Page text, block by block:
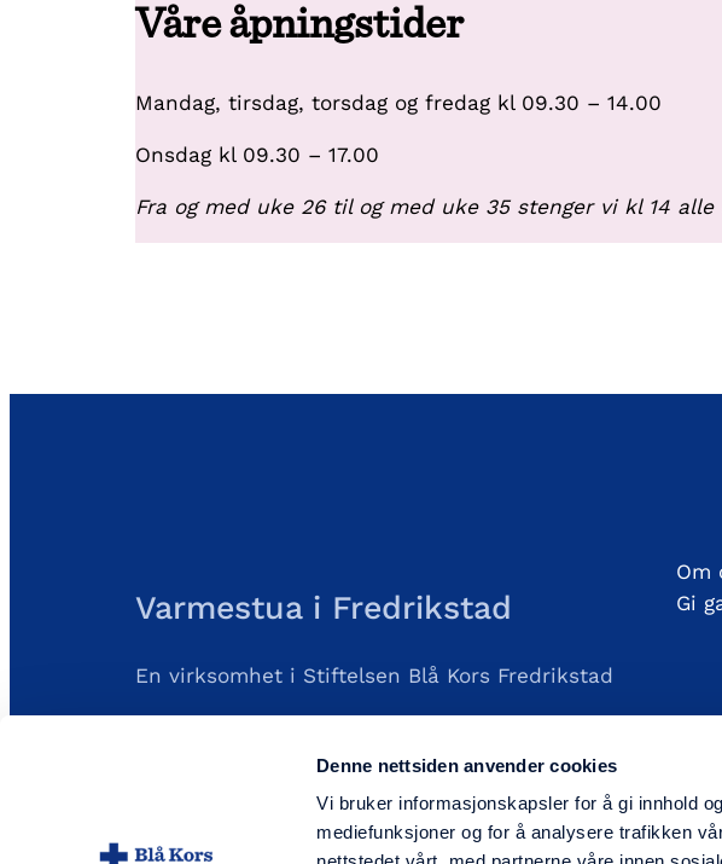
Denne nettsiden anvender cookies
Vi bruker informasjonskapsler for å gi innhold
mediefunksjoner og for å analysere trafikken
Våre åpningstider
Mandag, tirsdag, torsdag og fredag kl 09.30 – 14.00
Onsdag kl 09.30 – 17.00
Fra og med uke 26 til og med uke 35 stenger vi kl 14 alle
Varmestua i Fredrikstad
En virksomhet i Stiftelsen Blå Kors Fredrikstad
FØLG OSS I SOSIALE MEDIER
Facebook
Om
Gi